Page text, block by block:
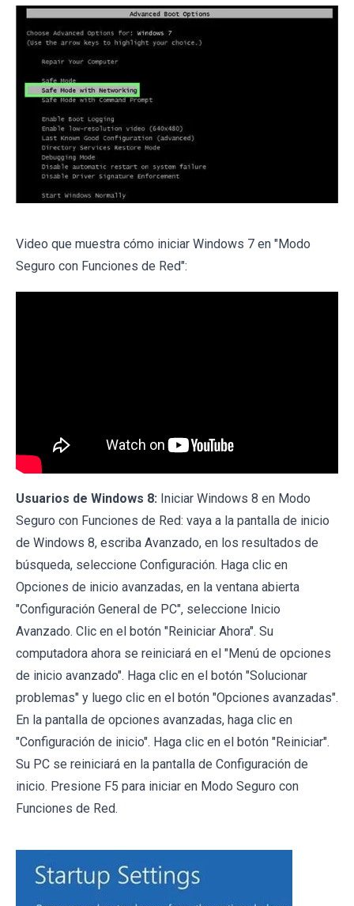
Video que muestra cómo iniciar Windows 7 en "Modo
Seguro con Funciones de Red":
Usuarios de Windows 8: Iniciar Windows 8 en Modo
Seguro con Funciones de Red: vaya a la pantalla de inicio
de Windows 8, escriba Avanzado, en los resultados de
búsqueda, seleccione Configuración. Haga clic en
Opciones de inicio avanzadas, en la ventana abierta
"Configuración General de PC", seleccione Inicio
Avanzado. Clic en el botón "Reiniciar Ahora". Su
computadora ahora se reiniciará en el "Menú de opciones
de inicio avanzado". Haga clic en el botón "Solucionar
problemas" y luego clic en el botón "Opciones avanzadas".
En la pantalla de opciones avanzadas, haga clic en
"Configuración de inicio". Haga clic en el botón "Reiniciar".
Su PC se reiniciará en la pantalla de Configuración de
inicio. Presione F5 para iniciar en Modo Seguro con
Funciones de Red.